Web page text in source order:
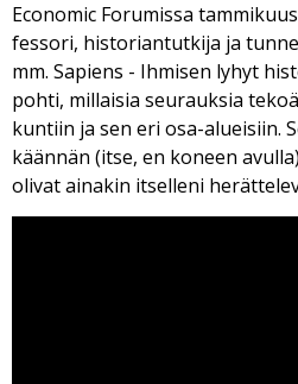
Eco­no­mic Fo­ru­mis­sa
fes­so­ri, his­to­ri­an­tut­ki­ja ja
mm. Sa­piens - Ih­mi­sen ly­hyt
poh­ti, mil­lai­sia seu­rauk­sia
kun­tiin ja sen eri osa-alu­ei­siin.
kään­nän (it­se, en ko­neen
oli­vat ai­na­kin it­sel­le­ni